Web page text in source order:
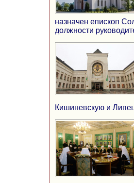
назначен епископ
должности
Кишиневскую и